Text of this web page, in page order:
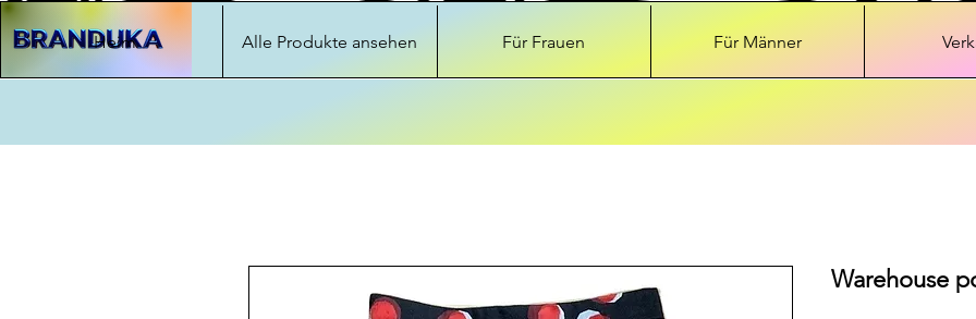
Heim Alle Produkte ansehen Für Frauen Für Männer
Warehouse